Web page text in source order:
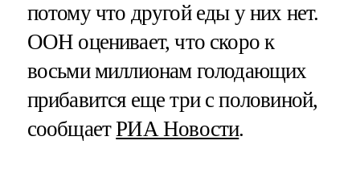
потому что другой еды у них нет.
ООН оценивает, что скоро к
восьми миллионам голодающих
прибавится еще три с половиной,
сообщаетРИА Новости.